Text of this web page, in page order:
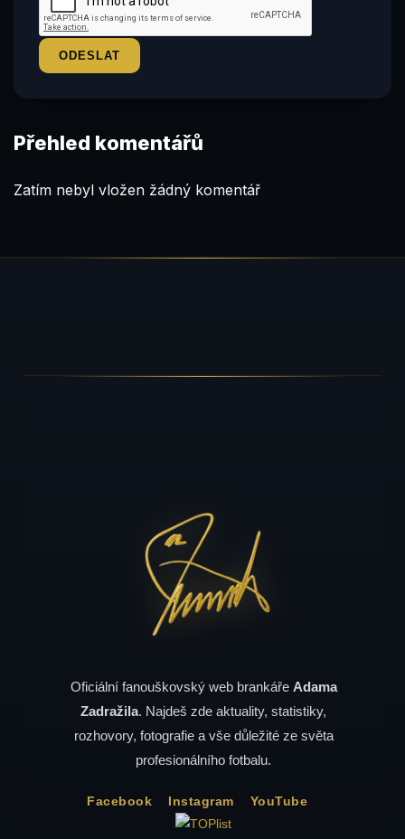
Přehled komentářů
Zatím nebyl vložen žádný komentář
Oficiální fanouškovský web brankáře Adama
Zadražila. Najdeš zde aktuality, statistiky,
rozhovory, fotografie a vše důležité ze světa
profesionálního fotbalu.
Facebook Instagram YouTube